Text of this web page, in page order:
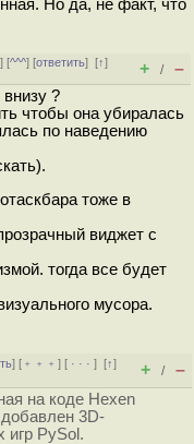
Но да, не факт, что
] [^^^] [ответить][↑]
+ / –
внизу ?
чтобы она убиралась
по наведению
тоже в
виджет с
тогда все будет
мусора.
] [ ﹢﹢﹢] [ · · ·][↑]
+ / –
на коде Hexen
3D-
игр PySol.